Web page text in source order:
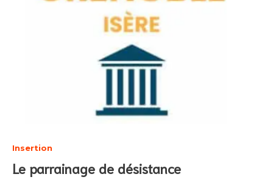
Insertion
Le parrainage de désistance